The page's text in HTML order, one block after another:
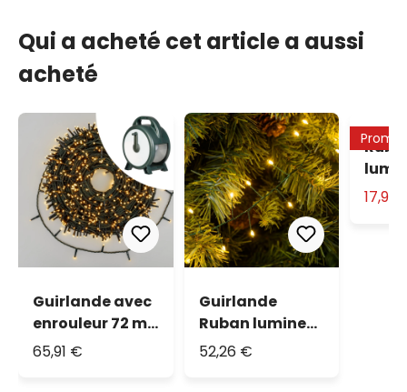
Qui a acheté cet article a aussi
acheté
Guirlande avec
enrouleur 72 m,
1200 miniled
65,91 €
Guirlande
Ruban lumineux
20 m, 1000
52,26 €
Promo
1000